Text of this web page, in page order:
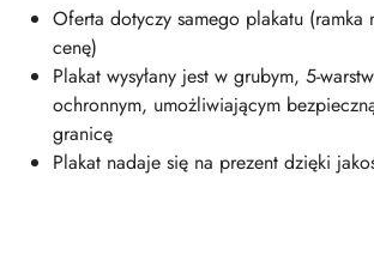
Oferta dotyczy samego plakatu (ramka
cenę)
Plakat wysyłany jest w grubym, 5-
ochronnym, umożliwiającym
granicę
Plakat nadaje się na prezent dzięki